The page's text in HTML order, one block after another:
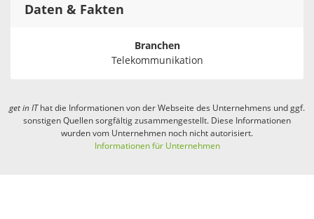
Daten & Fakten
Branchen
Telekommunikation
get in IThat die Informationen von der Webseite des Unternehmens und ggf.
sonstigen Quellen sorgfältig zusammengestellt. Diese Informationen
wurden vom Unternehmen noch nicht autorisiert.
Informationen für Unternehmen